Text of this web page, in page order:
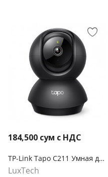
184,500 сум с НДС
TP-Link Tapo C211 Умная домашняя поворотная камера
LuxTech